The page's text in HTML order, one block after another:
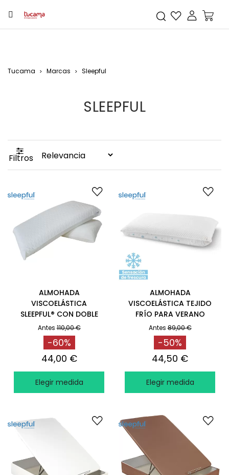
Tucama Marcas Sleepful
SLEEPFUL
Filtros
ALMOHADA
VISCOELÁSTICA
SLEEPFUL® CON DOBLE
FUNDA
Antes 110,00 €
-60%
44,00 €
Elegir medida
ALMOHADA
VISCOELÁSTICA TEJIDO
FRÍO PARA VERANO
TÉRMICA CON CARA
VERANO FRESCA /
INVIERNO
Antes 89,00 €
-50%
44,50 €
Elegir medida